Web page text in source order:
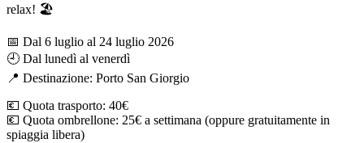
relax! 🏖️
📅 Dal 6 luglio al 24 luglio 2026
🕘 Dal lunedì al venerdì
📍 Destinazione: Porto San Giorgio
💶 Quota trasporto: 40€
💶 Quota ombrellone: 25€ a settimana (oppure gratuitamente in
spiaggia libera)